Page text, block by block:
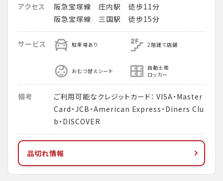
アクセス
阪急宝塚線 庄内駅 徒歩11分
阪急宝塚線 三国駅 徒歩15分
サービス 駐車場あり 2階建て店舗
おむつ替えシート
自動土産
ロッカー
備考
ご利用可能なクレジットカード： VISA・Master
Card・JCB・American Express・Diners Clu
b・DISCOVER
品切れ情報